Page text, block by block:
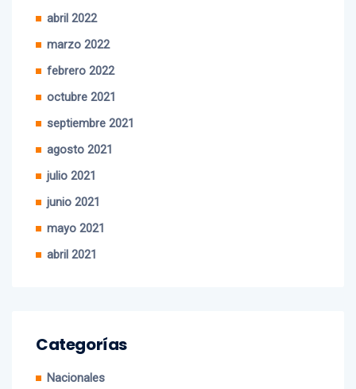
abril 2022
marzo 2022
febrero 2022
octubre 2021
septiembre 2021
agosto 2021
julio 2021
junio 2021
mayo 2021
abril 2021
Categorías
Nacionales